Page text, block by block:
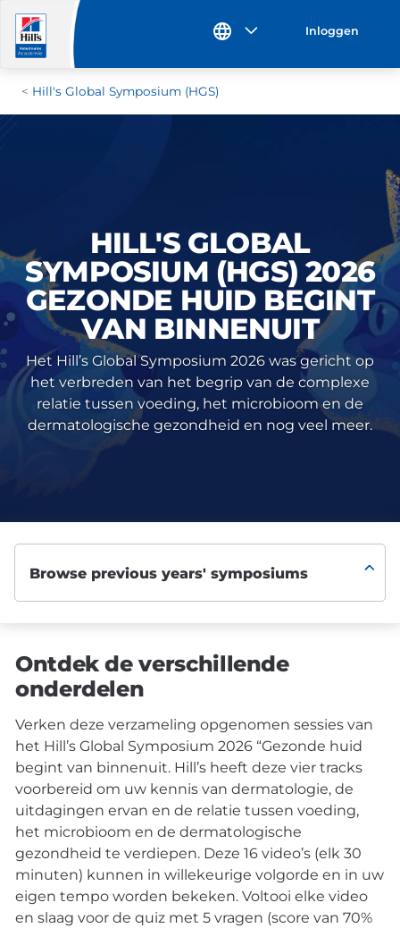
Inloggen
Hill's Global Symposium (HGS)
HILL'S GLOBAL
SYMPOSIUM (HGS) 2026
GEZONDE HUID BEGINT
VAN BINNENUIT
Het Hill’s Global Symposium 2026 was gericht op
het verbreden van het begrip van de complexe
relatie tussen voeding, het microbioom en de
dermatologische gezondheid en nog veel meer.
Ontdek de verschillende
onderdelen
Verken deze verzameling opgenomen sessies van
het Hill’s Global Symposium 2026 “Gezonde huid
begint van binnenuit. Hill’s heeft deze vier tracks
voorbereid om uw kennis van dermatologie, de
uitdagingen ervan en de relatie tussen voeding,
het microbioom en de dermatologische
gezondheid te verdiepen. Deze 16 video’s (elk 30
minuten) kunnen in willekeurige volgorde en in uw
eigen tempo worden bekeken. Voltooi elke video
en slaag voor de quiz met 5 vragen (score van 70%